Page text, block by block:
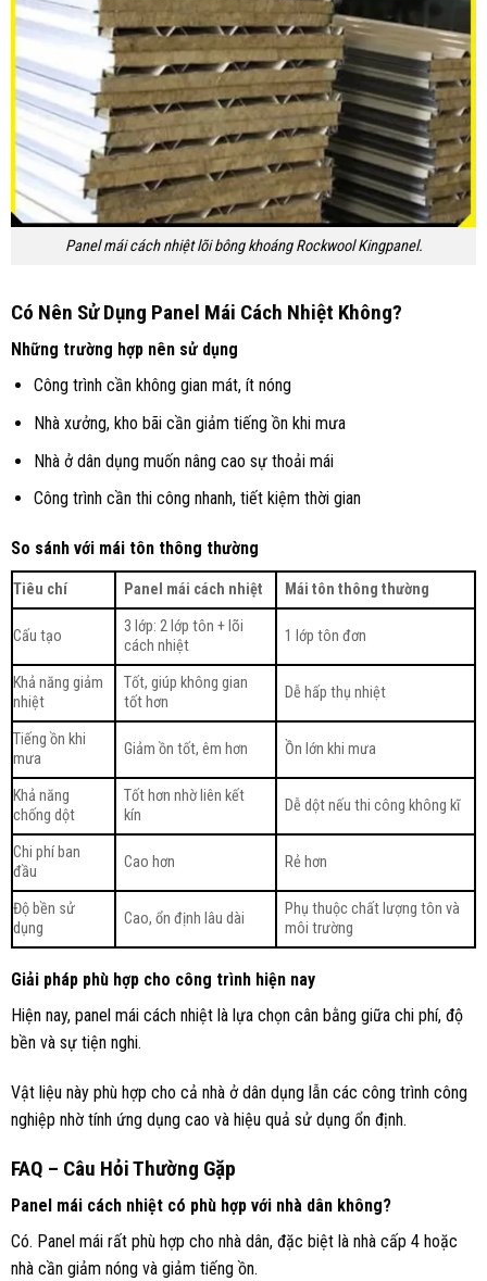
Panel mái cách nhiệt lõi bông khoáng Rockwool Kingpanel.
Có Nên Sử Dụng Panel Mái Cách Nhiệt Không?
Những trường hợp nên sử dụng
Công trình cần không gian mát, ít nóng
Nhà xưởng, kho bãi cần giảm tiếng ồn khi mưa
Nhà ở dân dụng muốn nâng cao sự thoải mái
Công trình cần thi công nhanh, tiết kiệm thời gian
So sánh với mái tôn thông thường
Tiêu chí Panel mái cách nhiệt Mái tôn thông thường
Cấu tạo
3 lớp: 2 lớp tôn + lõi
cách nhiệt
1 lớp tôn đơn
Khả năng giảm
nhiệt
Tốt, giúp không gian
tốt hơn
Dễ hấp thụ nhiệt
Tiếng ồn khi
mưa
Giảm ồn tốt, êm hơn Ồn lớn khi mưa
Khả năng
chống dột
Tốt hơn nhờ liên kết
kín
Dễ dột nếu thi công không kĩ
Chi phí ban
đầu
Cao hơn Rẻ hơn
Độ bền sử
dụng
Cao, ổn định lâu dài
Phụ thuộc chất lượng tôn và
môi trường
Giải pháp phù hợp cho công trình hiện nay
Hiện nay, panel mái cách nhiệt là lựa chọn cân bằng giữa chi phí, độ
bền và sự tiện nghi.
Vật liệu này phù hợp cho cả nhà ở dân dụng lẫn các công trình công
nghiệp nhờ tính ứng dụng cao và hiệu quả sử dụng ổn định.
FAQ – Câu Hỏi Thường Gặp
Panel mái cách nhiệt có phù hợp với nhà dân không?
Có. Panel mái rất phù hợp cho nhà dân, đặc biệt là nhà cấp 4 hoặc
nhà cần giảm nóng và giảm tiếng ồn.